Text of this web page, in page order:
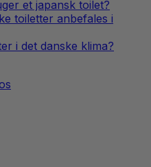
et japansk toilet?
toiletter anbefales i
i det danske klima?